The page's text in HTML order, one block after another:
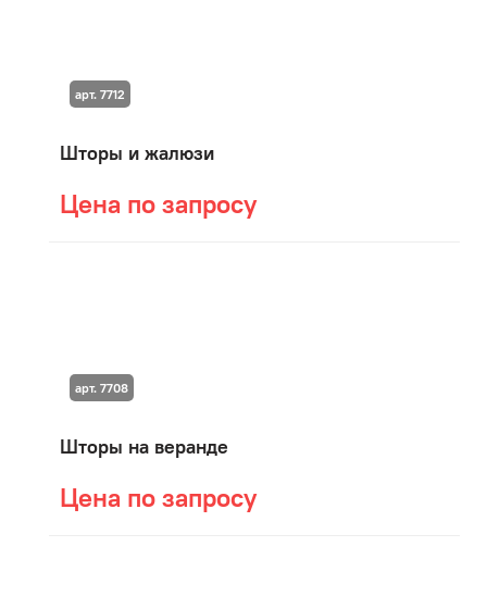
Шторы и жалюзи
Цена по запросу
арт. 7712
Шторы на веранде
Цена по запросу
арт. 7708